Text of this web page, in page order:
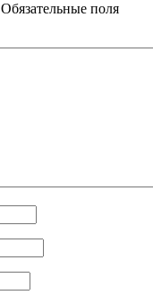
Обязательные поля